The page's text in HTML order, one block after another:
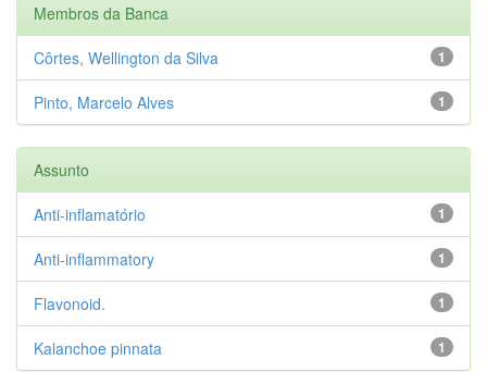
Membros da Banca
1
Côrtes, Wellington da Silva
1
Pinto, Marcelo Alves
Assunto
1
Anti-inflamatório
1
Anti-inflammatory
1
Flavonoid.
1
Kalanchoe pinnata